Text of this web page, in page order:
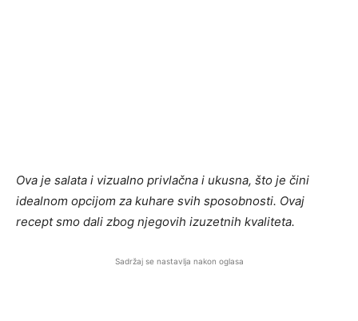
Ova je salata i vizualno privlačna i ukusna, što je čini
idealnom opcijom za kuhare svih sposobnosti. Ovaj
recept smo dali zbog njegovih izuzetnih kvaliteta.
Sadržaj se nastavlja nakon oglasa